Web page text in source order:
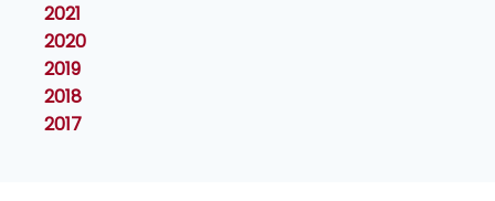
2021
2020
2019
2018
2017